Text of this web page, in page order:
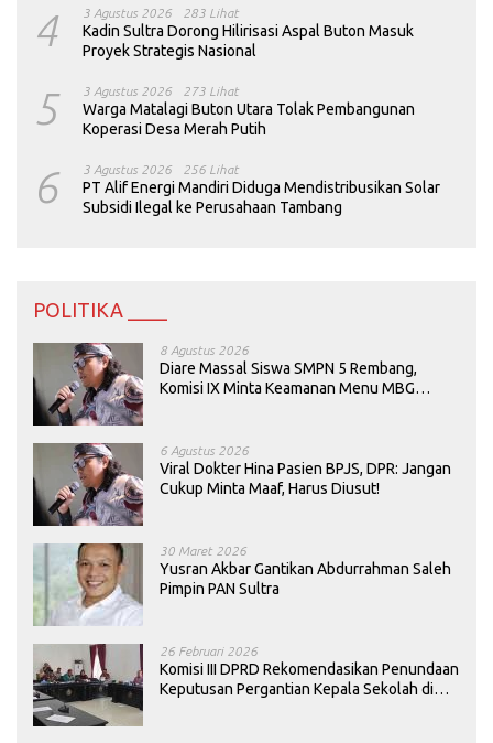
4 3 Agustus 2026 283 Lihat
Kadin Sultra Dorong Hilirisasi Aspal Buton Masuk
Proyek Strategis Nasional
5 3 Agustus 2026 273 Lihat
Warga Matalagi Buton Utara Tolak Pembangunan
Koperasi Desa Merah Putih
6 3 Agustus 2026 256 Lihat
PT Alif Energi Mandiri Diduga Mendistribusikan Solar
Subsidi Ilegal ke Perusahaan Tambang
POLITIKA ____
8 Agustus 2026
Diare Massal Siswa SMPN 5 Rembang,
Komisi IX Minta Keamanan Menu MBG
6 Agustus 2026
Viral Dokter Hina Pasien BPJS, DPR: Jangan
Cukup Minta Maaf, Harus Diusut!
30 Maret 2026
Yusran Akbar Gantikan Abdurrahman Saleh
Pimpin PAN Sultra
26 Februari 2026
Komisi III DPRD Rekomendasikan Penundaan
Keputusan Pergantian Kepala Sekolah di